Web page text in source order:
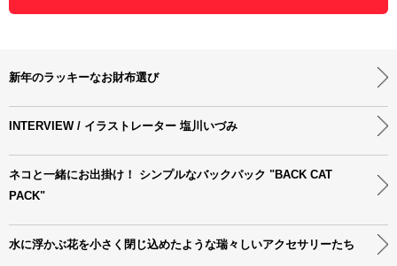
新年のラッキーなお財布選び
INTERVIEW / イラストレーター 塩川いづみ
ネコと一緒にお出掛け！ シンプルなバックパック "BACK CAT
PACK"
水に浮かぶ花を小さく閉じ込めたような瑞々しいアクセサリーたち